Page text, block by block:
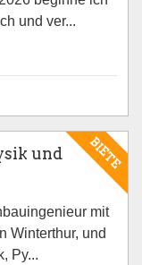
und ver...
BIETE
und
mit
Winterthur, und
Py...